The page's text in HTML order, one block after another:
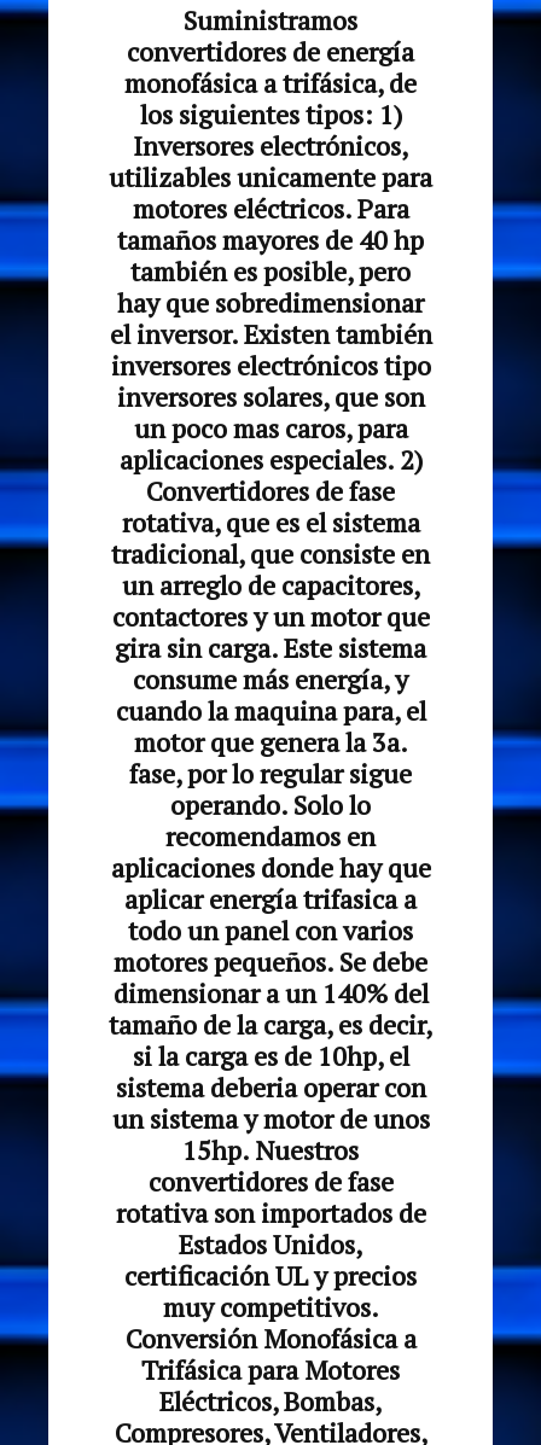
Suministramos
convertidores de energía
monofásica a trifásica, de
los siguientes tipos: 1)
Inversores electrónicos,
utilizables unicamente para
motores eléctricos. Para
tamaños mayores de 40 hp
también es posible, pero
hay que sobredimensionar
el inversor. Existen también
inversores electrónicos tipo
inversores solares, que son
un poco mas caros, para
aplicaciones especiales. 2)
Convertidores de fase
rotativa, que es el sistema
tradicional, que consiste en
un arreglo de capacitores,
contactores y un motor que
gira sin carga. Este sistema
consume más energía, y
cuando la maquina para, el
motor que genera la 3a.
fase, por lo regular sigue
operando. Solo lo
recomendamos en
aplicaciones donde hay que
aplicar energía trifasica a
todo un panel con varios
motores pequeños. Se debe
dimensionar a un 140% del
tamaño de la carga, es decir,
si la carga es de 10hp, el
sistema deberia operar con
un sistema y motor de unos
15hp. Nuestros
convertidores de fase
rotativa son importados de
Estados Unidos,
certificación UL y precios
muy competitivos.
Conversión Monofásica a
Trifásica para Motores
Eléctricos, Bombas,
Compresores, Ventiladores,